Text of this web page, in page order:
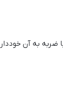
ساعت از وارد کردن